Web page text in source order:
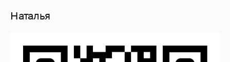
Наталья